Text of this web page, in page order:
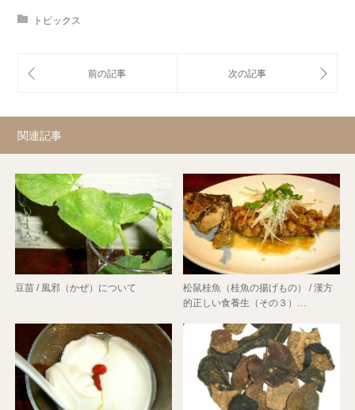
トピックス
関連記事
豆苗 / 風邪（かぜ）について
松鼠桂魚（桂魚の揚げもの） / 漢方
的正しい食養生（その３）…